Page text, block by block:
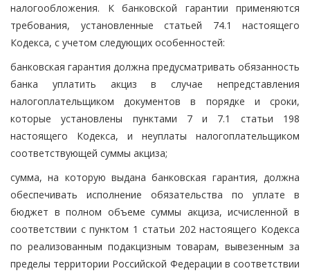
налогообложения. К банковской гарантии применяются
требования, установленные статьей 74.1 настоящего
Кодекса, с учетом следующих особенностей:
банковская гарантия должна предусматривать обязанность
банка уплатить акциз в случае непредставления
налогоплательщиком документов в порядке и сроки,
которые установлены пунктами 7 и 7.1 статьи 198
настоящего Кодекса, и неуплаты налогоплательщиком
соответствующей суммы акциза;
сумма, на которую выдана банковская гарантия, должна
обеспечивать исполнение обязательства по уплате в
бюджет в полном объеме суммы акциза, исчисленной в
соответствии с пунктом 1 статьи 202 настоящего Кодекса
по реализованным подакцизным товарам, вывезенным за
пределы территории Российской Федерации в соответствии